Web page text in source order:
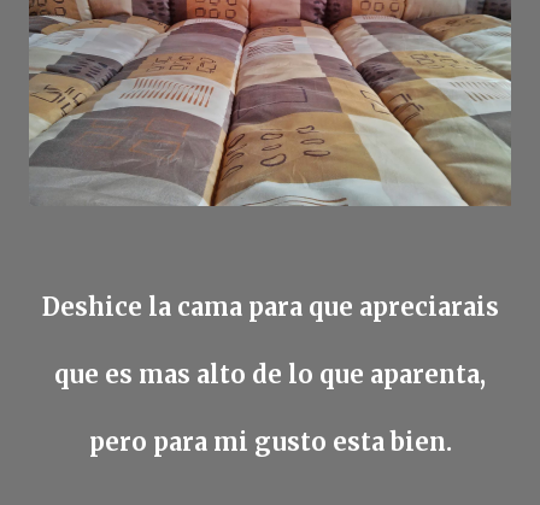
Deshice la cama para que apreciarais
que es mas alto de lo que aparenta,
pero para mi gusto esta bien.